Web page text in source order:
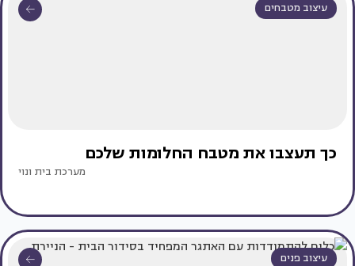
עיצוב מטבחים
כך תעצבו את מטבח החלומות שלכם
מערכת בית ונוי
עיצוב פנים